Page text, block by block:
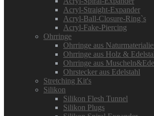
Acryl-Straight-Expander
Acryl-Ball-Closure-Ring`s
Acryl-Fake-Piercing
Ohrringe
Ohrringe aus
Ohrringe aus Holz &
Ohrringe aus
Ohrstecker aus Edelstahl
Stretching Kit's
Silikon
Silikon Flesh Tunnel
Silikon Plugs